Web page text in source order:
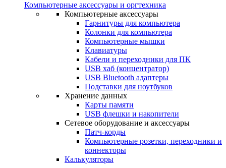
Компьютерные аксессуары и оргтехника
Компьютерные аксессуары
Гарнитуры для компьютера
Колонки для компьютера
Компьютерные мышки
Клавиатуры
Кабели и переходники для ПК
USB хаб (концентратор)
USB Bluetooth адаптеры
Подставки для ноутбуков
Хранение данных
Карты памяти
USB флешки и накопители
Сетевое оборудование и аксессуары
Патч-корды
Компьютерные розетки, переходники и
коннекторы
Калькуляторы